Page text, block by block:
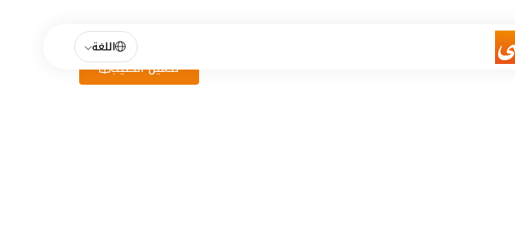
اللغة
تحميل الكتيب